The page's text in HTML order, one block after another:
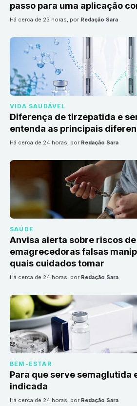
passo para uma aplicação
há cerca de 23 horas, por Redação Sara
VIDA SAUDÁVEL
Diferença de tirzepatida e
entenda as principais
há cerca de 24 horas, por Redação Sara
SAÚDE
Anvisa alerta sobre riscos
emagrecedoras falsas
quais cuidados tomar
há cerca de 24 horas, por Redação Sara
BEM-ESTAR
Para que serve semaglutida
indicada
há cerca de 24 horas, por Redação Sara